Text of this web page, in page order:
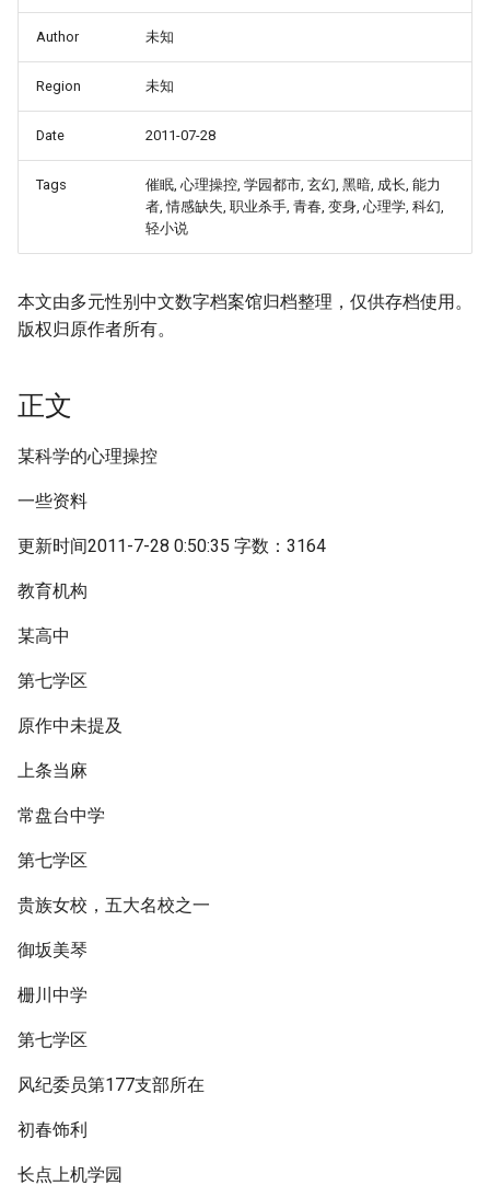
Author 未知
Region 未知
Date 2011-07-28
Tags
催眠, 心理操控, 学园都市, 玄幻, 黑暗, 成长, 能力
者, 情感缺失, 职业杀手, 青春, 变身, 心理学, 科幻,
轻小说
本文由多元性别中文数字档案馆归档整理，仅供存档使用。
版权归原作者所有。
正文
某科学的心理操控
一些资料
更新时间2011-7-28 0:50:35 字数：3164
教育机构
某高中
第七学区
原作中未提及
上条当麻
常盘台中学
第七学区
贵族女校，五大名校之一
御坂美琴
栅川中学
第七学区
风纪委员第177支部所在
初春饰利
长点上机学园